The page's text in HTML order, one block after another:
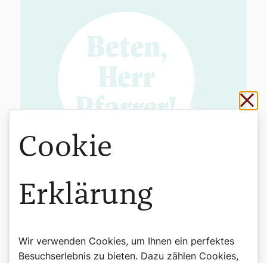
Cookie
Erklärung
Wir verwenden Cookies, um Ihnen ein perfektes
Besuchserlebnis zu bieten. Dazu zählen Cookies,